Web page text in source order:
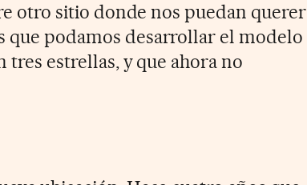
otro sitio donde nos puedan querer
que podamos desarrollar el modelo
tres estrellas, y que ahora no